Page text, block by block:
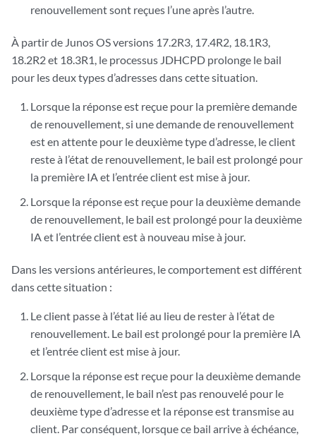
renouvellement sont reçues l’une après l’autre.
À partir de Junos OS versions 17.2R3, 17.4R2, 18.1R3,
18.2R2 et 18.3R1, le processus JDHCPD prolonge le bail
pour les deux types d’adresses dans cette situation.
Lorsque la réponse est reçue pour la première demande
de renouvellement, si une demande de renouvellement
est en attente pour le deuxième type d’adresse, le client
reste à l’état de renouvellement, le bail est prolongé pour
la première IA et l’entrée client est mise à jour.
Lorsque la réponse est reçue pour la deuxième demande
de renouvellement, le bail est prolongé pour la deuxième
IA et l’entrée client est à nouveau mise à jour.
Dans les versions antérieures, le comportement est différent
dans cette situation :
Le client passe à l’état lié au lieu de rester à l’état de
renouvellement. Le bail est prolongé pour la première IA
et l’entrée client est mise à jour.
Lorsque la réponse est reçue pour la deuxième demande
de renouvellement, le bail n’est pas renouvelé pour le
deuxième type d’adresse et la réponse est transmise au
client. Par conséquent, lorsque ce bail arrive à échéance,